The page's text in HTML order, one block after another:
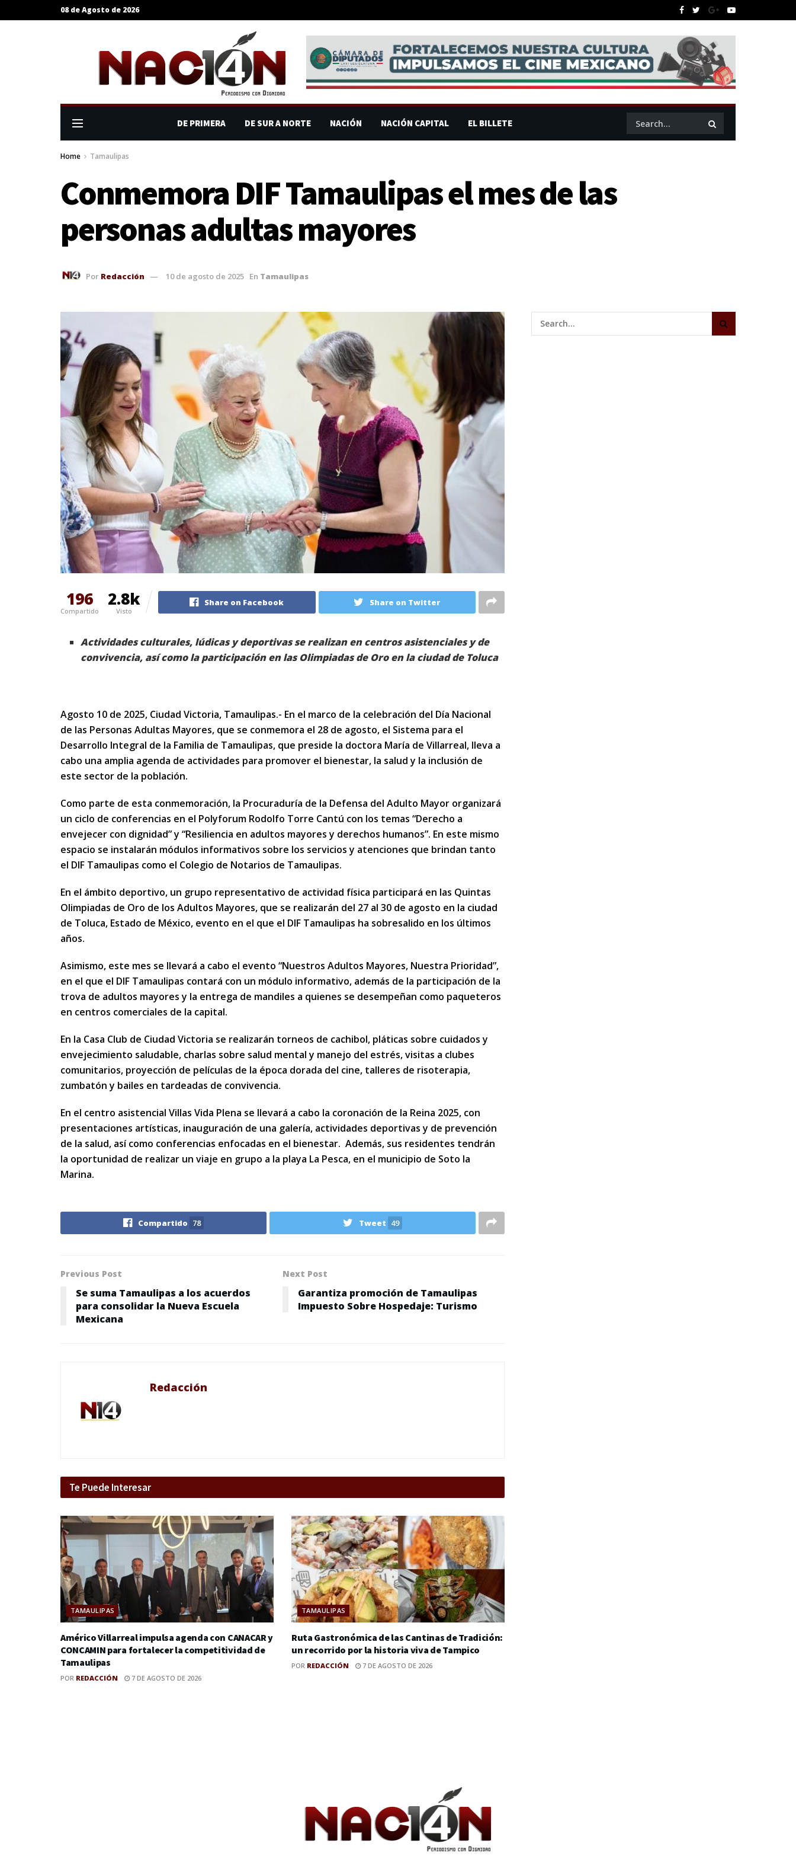
08 de Agosto de 2026
DE PRIMERA DE SUR A NORTE NACIÓN NACIÓN CAPITAL EL BILLETE
Home Tamaulipas
Conmemora DIF Tamaulipas el mes de las
personas adultas mayores
Por Redacción 10 de agosto de 2025 En Tamaulipas
196
Compartido
2.8k
Visto
Share on Facebook Share on Twitter
Actividades culturales, lúdicas y deportivas se realizan en centros asistenciales y de
convivencia, así como la participación en las Olimpiadas de Oro en la ciudad de Toluca
Agosto 10 de 2025, Ciudad Victoria, Tamaulipas.- En el marco de la celebración del Día Nacional
de las Personas Adultas Mayores, que se conmemora el 28 de agosto, el Sistema para el
Desarrollo Integral de la Familia de Tamaulipas, que preside la doctora María de Villarreal, lleva a
cabo una amplia agenda de actividades para promover el bienestar, la salud y la inclusión de
este sector de la población.
Como parte de esta conmemoración, la Procuraduría de la Defensa del Adulto Mayor organizará
un ciclo de conferencias en el Polyforum Rodolfo Torre Cantú con los temas “Derecho a
envejecer con dignidad” y “Resiliencia en adultos mayores y derechos humanos”. En este mismo
espacio se instalarán módulos informativos sobre los servicios y atenciones que brindan tanto
el DIF Tamaulipas como el Colegio de Notarios de Tamaulipas.
En el ámbito deportivo, un grupo representativo de actividad física participará en las Quintas
Olimpiadas de Oro de los Adultos Mayores, que se realizarán del 27 al 30 de agosto en la ciudad
de Toluca, Estado de México, evento en el que el DIF Tamaulipas ha sobresalido en los últimos
años.
Asimismo, este mes se llevará a cabo el evento “Nuestros Adultos Mayores, Nuestra Prioridad”,
en el que el DIF Tamaulipas contará con un módulo informativo, además de la participación de la
trova de adultos mayores y la entrega de mandiles a quienes se desempeñan como paqueteros
en centros comerciales de la capital.
En la Casa Club de Ciudad Victoria se realizarán torneos de cachibol, pláticas sobre cuidados y
envejecimiento saludable, charlas sobre salud mental y manejo del estrés, visitas a clubes
comunitarios, proyección de películas de la época dorada del cine, talleres de risoterapia,
zumbatón y bailes en tardeadas de convivencia.
En el centro asistencial Villas Vida Plena se llevará a cabo la coronación de la Reina 2025, con
presentaciones artísticas, inauguración de una galería, actividades deportivas y de prevención
de la salud, así como conferencias enfocadas en el bienestar. Además, sus residentes tendrán
la oportunidad de realizar un viaje en grupo a la playa La Pesca, en el municipio de Soto la
Marina.
Compartido 78 Tweet 49
Previous Post
Se suma Tamaulipas a los acuerdos
para consolidar la Nueva Escuela
Mexicana
Next Post
Garantiza promoción de Tamaulipas
Impuesto Sobre Hospedaje: Turismo
Redacción
Te Puede Interesar
TAMAULIPAS
Américo Villarreal impulsa agenda con CANACAR y
CONCAMIN para fortalecer la competitividad de
Tamaulipas
POR REDACCIÓN 7 DE AGOSTO DE 2026
TAMAULIPAS
Ruta Gastronómica de las Cantinas de Tradición:
un recorrido por la historia viva de Tampico
POR REDACCIÓN 7 DE AGOSTO DE 2026